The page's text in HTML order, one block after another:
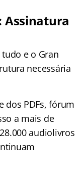
Assinatura
e o Gran
necessária
dos PDFs, fórum
a mais de
audiolivros